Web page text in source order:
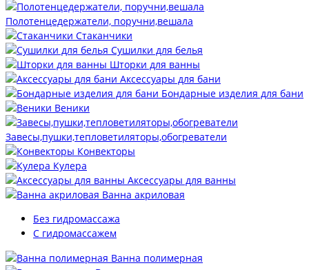
Полотенцедержатели, поручни,вешала
Стаканчики
Сушилки для белья
Шторки для ванны
Аксессуары для бани
Бондарные изделия для бани
Веники
Завесы,пушки,тепловетиляторы,обогреватели
Конвекторы
Кулера
Аксессуары для ванны
Ванна акриловая
Без гидромассажа
С гидромассажем
Ванна полимерная